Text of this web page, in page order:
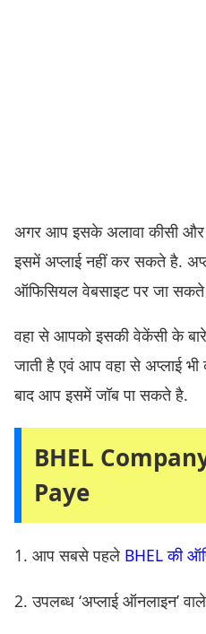
अगर आप इसके अलावा कीसी
इसमें अप्लाई नहीं कर सकते है.
ऑफिसियल वेबसाइट पर जा
वहा से आपको इसकी वेकेंसी के
जाती है एवं आप वहा से अप्लाई
बाद आप इसमें जॉब पा सकते है.
BHEL
Paye
1. आप सबसे पहले BHEL की
2. उपलब्ध ‘अप्लाई ऑनलाइन’